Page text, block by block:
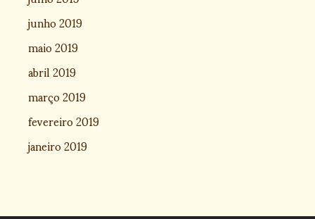
junho 2019
maio 2019
abril 2019
março 2019
fevereiro 2019
janeiro 2019